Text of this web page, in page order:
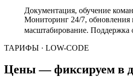
Документация, обучение
Мониторинг 24/7, обновления
масштабирование. Поддержка
ТАРИФЫ · LOW-CODE
Цены — фиксируем в